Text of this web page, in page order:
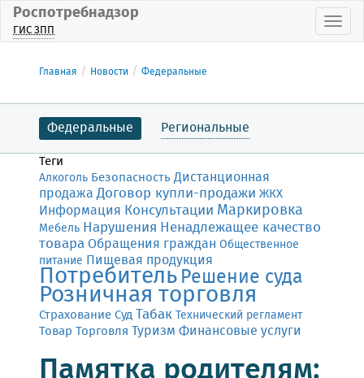
Роспотребнадзор
ГИС ЗПП
Главная Новости Федеральные
Федеральные Региональные
Теги
Алкоголь БезопасностьДистанционная
продажа Договор купли-продажи ЖКХ
Информация Консультации Маркировка
Мебель Нарушения Ненадлежащее качество
товара Обращения граждан Общественное
питание Пищевая продукция
ПотребительРешение суда
Розничная торговля
СтрахованиеСудТабакТехнический регламент
Товар Торговля Туризм Финансовые услуги